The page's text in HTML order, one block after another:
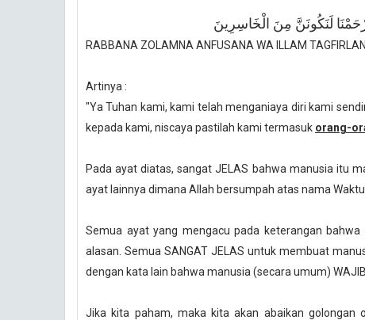
لَنَكُونَنَّ مِنَ الْخَاسِرِينَ
RABBANA ZOLAMNA ANFUSANA WA ILLAM
Artinya :
"Ya Tuhan kami, kami telah menganiaya diri kami
kepada kami, niscaya pastilah kami termasuk orang-
Pada ayat diatas, sangat JELAS bahwa manusia itu
ayat lainnya dimana Allah bersumpah atas nama
Semua ayat yang mengacu pada keterangan
alasan. Semua SANGAT JELAS untuk membuat
dengan kata lain bahwa manusia (secara umum)
Jika kita paham, maka kita akan abaikan golongan